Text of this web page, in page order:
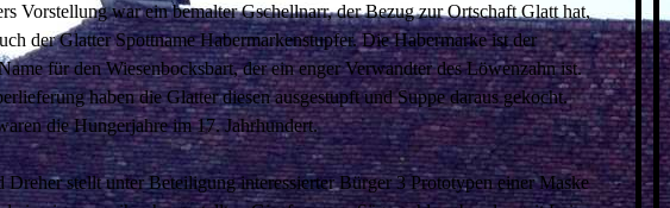
Vorstellung war ein bemalter Gschellnarr, der Bezug zur Ortschaft Glatt hat,
der Glatter Spottname Habermarkenstupfer. Die Habermarke ist der
für den Wiesenbocksbart, der ein enger Verwandter des Löwenzahn ist.
haben die Glatter diesen ausgestupft und Suppe daraus gekocht.
die Hungerjahre im 17. Jahrhundert.
Dreher stellt unter Beteiligung interessierter Bürger 3 Prototypen einer Maske